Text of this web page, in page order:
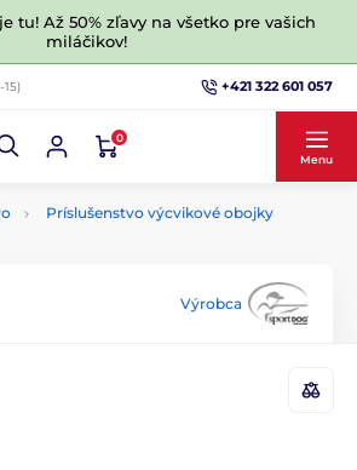
tu! Až 50% zľavy na všetko pre vašich
miláčikov!
15) +421 322 601 057
0
Menu
Príslušenstvo výcvikové obojky
Výrobca